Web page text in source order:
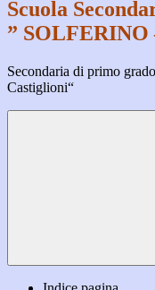
Scuola
” SOLFERINO
Secondaria di primo
Castiglioni“